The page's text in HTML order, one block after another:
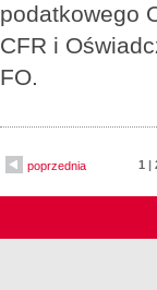
podatkowego
CFR i
FO.
poprzednia 1 |